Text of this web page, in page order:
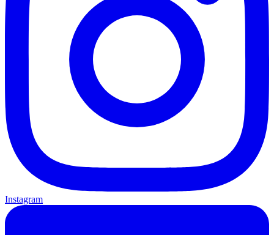
Instagram